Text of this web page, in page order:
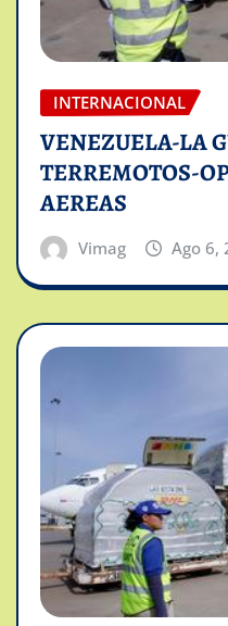
INTERNACIONAL
VENEZUELA-LA
TERREMOTOS-
AEREAS
Vimag Ago 6,